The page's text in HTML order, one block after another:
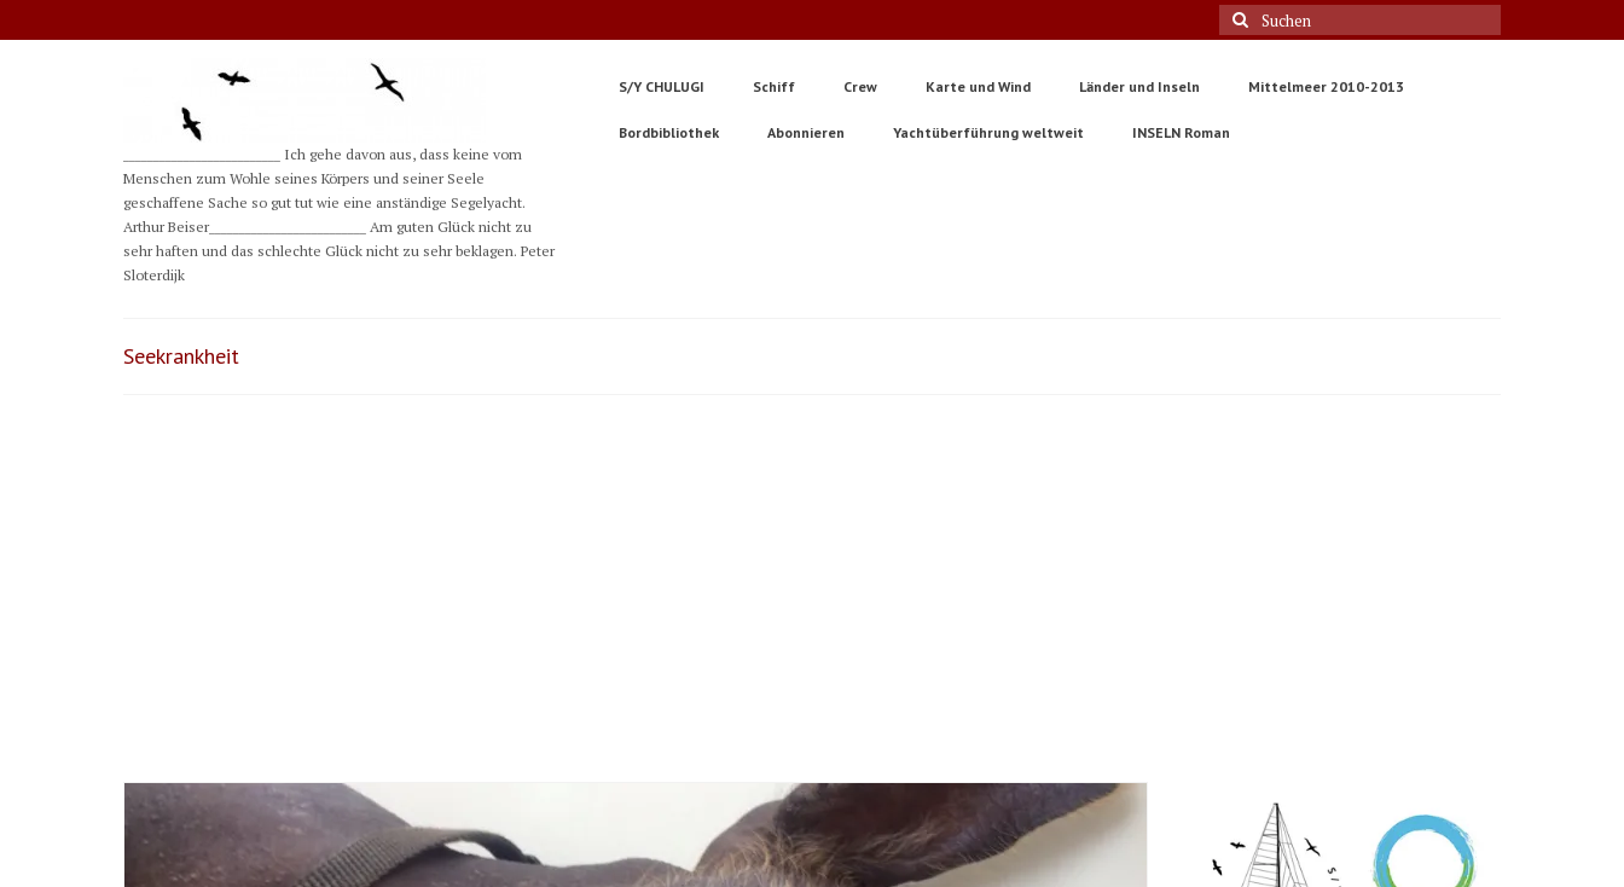
Suche
nach:
__________________________ Ich gehe davon aus, dass keine vom
Menschen zum Wohle seines Körpers und seiner Seele
geschaffene Sache so gut tut wie eine anständige Segelyacht.
Arthur Beiser__________________________ Am guten Glück nicht zu
sehr haften und das schlechte Glück nicht zu sehr beklagen. Peter
Sloterdijk
S/Y CHULUGI Schiff Crew Karte und Wind Länder und Inseln Mittelmeer 2010-2013
Bordbibliothek Abonnieren Yachtüberführung weltweit INSELN Roman
Seekrankheit